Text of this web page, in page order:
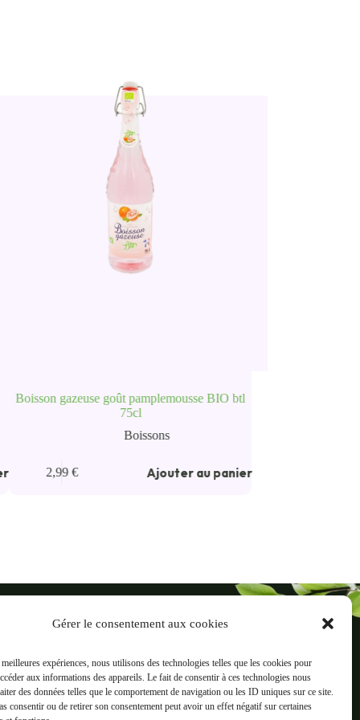
Gérer le consentement aux cookies
expériences, nous utilisons des technologies telles que les cookies pour
aux informations des appareils. Le fait de consentir à ces technologies nous
des données telles que le comportement de navigation ou les ID uniques sur ce site.
consentir ou de retirer son consentement peut avoir un effet négatif sur certaines
Boisson gazeuse goût pamplemousse BIO btl
75cl
Boissons
2,99 € Ajouter au panier
38500 Voiron
Informations
Mentions légales